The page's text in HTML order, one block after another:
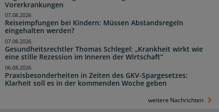
Vorerkrankungen
Reiseimpfungen bei Kindern: Müssen Abstandsregeln
eingehalten werden?
07.08.2026
Gesundheitsrechtler Thomas Schlegel: „Krankheit wirkt wie
eine stille Rezession im Inneren der Wirtschaft“
07.08.2026
Praxisbesonderheiten in Zeiten des GKV-Spargesetzes:
Klarheit soll es in der kommenden Woche geben
06.08.2026
weitere Nachrichten